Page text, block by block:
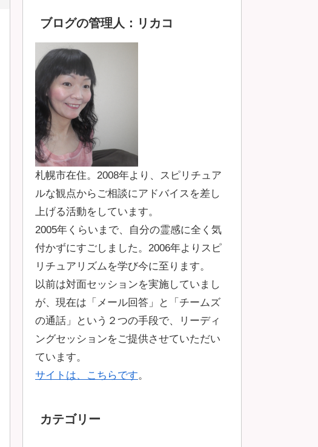
ブログの管理人：リカコ
札幌市在住。2008年より、スピリチュア
ルな観点からご相談にアドバイスを差し
上げる活動をしています。
2005年くらいまで、自分の霊感に全く気
付かずにすごしました。2006年よりスピ
リチュアリズムを学び今に至ります。
以前は対面セッションを実施していまし
が、現在は「メール回答」と「チームズ
の通話」という２つの手段で、リーディ
ングセッションをご提供させていただい
ています。
サイトは、こちらです。
カテゴリー